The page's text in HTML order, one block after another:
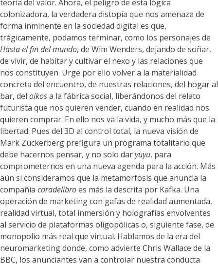
teoría del valor. Ahora, el peligro de esta lógica
colonizadora, la verdadera distopía que nos amenaza de
forma inminente en la sociedad digital es que,
trágicamente, podamos terminar, como los personajes de
Hasta el fin del mundo, de Wim Wenders, dejando de soñar,
de vivir, de habitar y cultivar el nexo y las relaciones que
nos constituyen. Urge por ello volver a la materialidad
concreta del encuentro, de nuestras relaciones, del hogar al
bar, del oikosa la fábrica social, liberándonos del relato
futurista que nos quieren vender, cuando en realidad nos
quieren comprar. En ello nos va la vida, y mucho más que la
libertad. Pues del 3D al control total, la nueva visión de
Mark Zuckerberg prefigura un programa totalitario que
debe hacernos pensar, y no solo daryuyu, para
comprometernos en una nueva agenda para la acción. Más
aún si consideramos que la metamorfosis que anuncia la
compañía caradelibroes más la descrita por Kafka. Una
operación de marketing con gafas de realidad aumentada,
realidad virtual, total inmersión y holografías envolventes
al servicio de plataformas oligopólicas o, siguiente fase, de
monopolio más real que virtual. Hablamos de la era del
neuromarketing donde, como advierte Chris Wallace de la
BBC, los anunciantes van a controlar nuestra conducta